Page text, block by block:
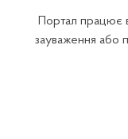
Портал працює
зауваження або